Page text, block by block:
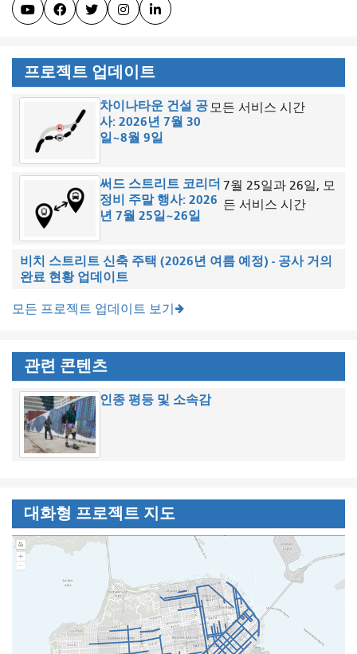
    
프로젝트 업데이트
차이나타운 건설 공
사: 2026년 7월 30
일~8월 9일
모든 서비스 시간
써드 스트리트 코리더
정비 주말 행사: 2026
년 7월 25일~26일
7월 25일과 26일, 모
든 서비스 시간
비치 스트리트 신축 주택 (2026년 여름 예정) - 공사 거의
완료 현황 업데이트
모든 프로젝트 업데이트 보기
관련 콘텐츠
인종 평등 및 소속감
대화형 프로젝트 지도